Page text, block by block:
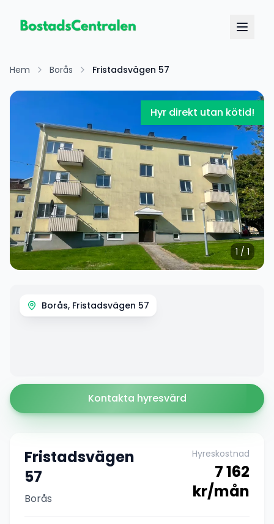
Hem Borås Fristadsvägen 57
Hyr direkt utan kötid!
1 / 1
Borås, Fristadsvägen 57
Kontakta hyresvärd
Fristadsvägen
57
Borås
Hyreskostnad
7 162
kr/mån